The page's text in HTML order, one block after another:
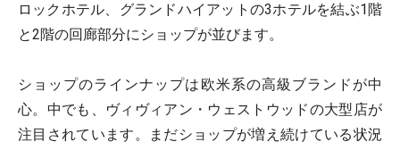
ロックホテル、グランドハイアットの3ホテルを結ぶ1階
と2階の回廊部分にショップが並びます。
ショップのラインナップは欧米系の高級ブランドが中
心。中でも、ヴィヴィアン・ウェストウッドの大型店が
注目されています。まだショップが増え続けている状況